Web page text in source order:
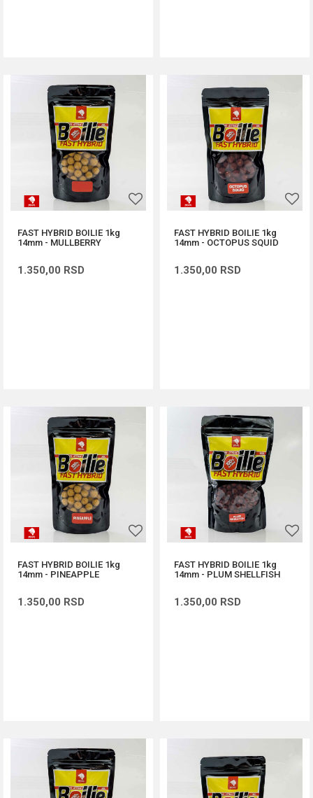
FAST HYBRID BOILIE 1kg
14mm - MULLBERRY
1.350,00 RSD
FAST HYBRID BOILIE 1kg
14mm - OCTOPUS SQUID
1.350,00 RSD
FAST HYBRID BOILIE 1kg
14mm - PINEAPPLE
1.350,00 RSD
FAST HYBRID BOILIE 1kg
14mm - PLUM SHELLFISH
1.350,00 RSD